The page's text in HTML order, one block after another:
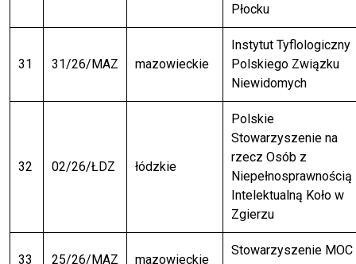
Płocku
31 31/26/MAZ mazowieckie
Instytut Tyflologiczny
Polskiego Związku
Niewidomych
32 02/26/ŁDZ łódzkie
Polskie
Stowarzyszenie na
rzecz Osób z
Niepełnosprawnością
Intelektualną Koło w
Zgierzu
33 25/26/MAZ mazowieckie
Stowarzyszenie MOC